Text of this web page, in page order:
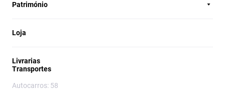
Património
Loja
Livrarias
Transportes
Autocarros: 58